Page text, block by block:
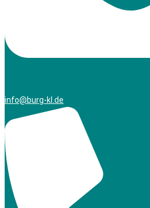
info@burg-kl.de